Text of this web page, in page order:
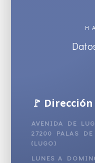
🚩 Dirección
AVENIDA DE
27200 PALAS DE
(LUGO)
LUNES A